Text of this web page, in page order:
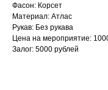
Фасон: Корсет
Материал: Атлас
Рукав: Без рукава
Цена на мероприятие:
Залог: 5000 рублей